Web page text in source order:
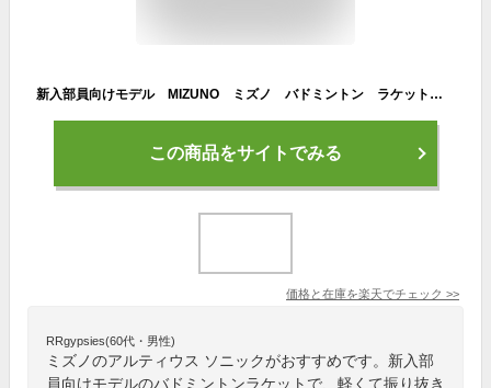
新入部員向けモデル MIZUNO ミズノ バドミントン ラケットアルティウス ソニック ALTIUS SONIC 73JTB309 張り上げ済ラケット 初心者向け
この商品をサイトでみる
価格と在庫を楽天でチェック >>
RRgypsies(60代・男性)
ミズノのアルティウス ソニックがおすすめです。新入部
員向けモデルのバドミントンラケットで、軽くて振り抜き